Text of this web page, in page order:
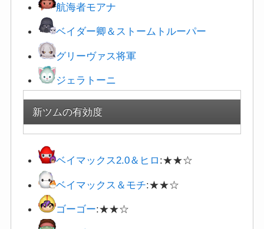
航海者モアナ
ベイダー卿＆ ストームトルーパー
グリーヴァス将軍
ジェラトーニ
新ツムの有効度
ベイマックス2.0＆ヒロ :★★☆
ベイマックス＆モチ:★★☆
ゴーゴー:★★☆